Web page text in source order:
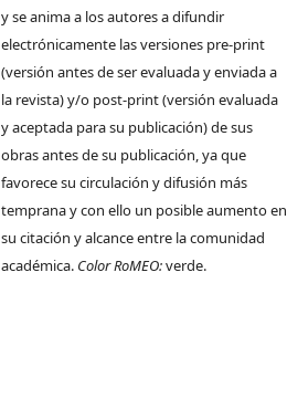
y se anima a los autores a difundir
electrónicamente las versiones pre-print
(versión antes de ser evaluada y enviada a
la revista) y/o post-print (versión evaluada
y aceptada para su publicación) de sus
obras antes de su publicación, ya que
favorece su circulación y difusión más
temprana y con ello un posible aumento en
su citación y alcance entre la comunidad
académica. Color RoMEO:verde.